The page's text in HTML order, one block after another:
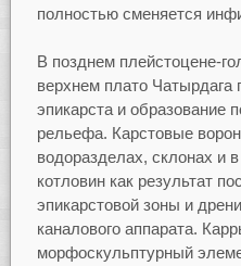
полностью сменяется
В позднем плейстоцене-
верхнем плато Чатырдага
эпикарста и образование
рельефа. Карстовые
водоразделах, склонах и
котловин как результат
эпикарстовой зоны и
каналового аппарата.
морфоскульптурный